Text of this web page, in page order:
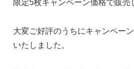
限定5枚キャンペーン価格で販売
大変ご好評のうちにキャンペー
いたしました。